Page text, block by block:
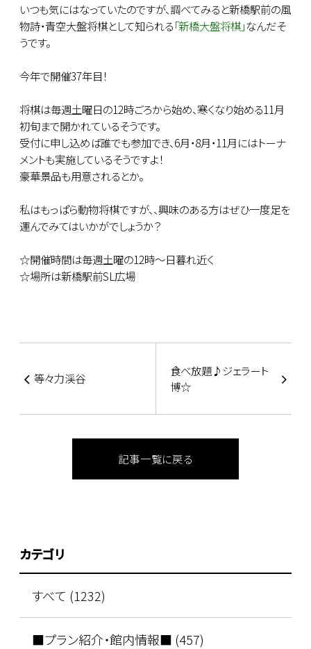
いつも気にはなっていたのですが、調べてみると新橋駅前の風
物詩・青空大盤将棋として知られる「新橋大盤将棋」なんだそ
うです。
今年で開催37年目！
将棋は毎週土曜日の12時ごろから始め、寒くなり始める11月
初旬まで開かれているそうです。
受付に申し込めば誰でも参加でき、6月・8月・11月にはトーナ
メントも実施しているそうですよ！
豪華景品も用意されるとか。
私はもっぱら動物将棋ですが、、興味のある方はぜひ一度足を
運んでみてはいかがでしょうか？
☆開催時間は毎週土曜の12時～日暮れ近く
☆場所は新橋駅前SL広場
等々力渓谷
食べ放題♪ジェラート
博☆
記事一覧に戻る
カテゴリ
すべて (1232)
■プラン紹介・館内情報■ (457)